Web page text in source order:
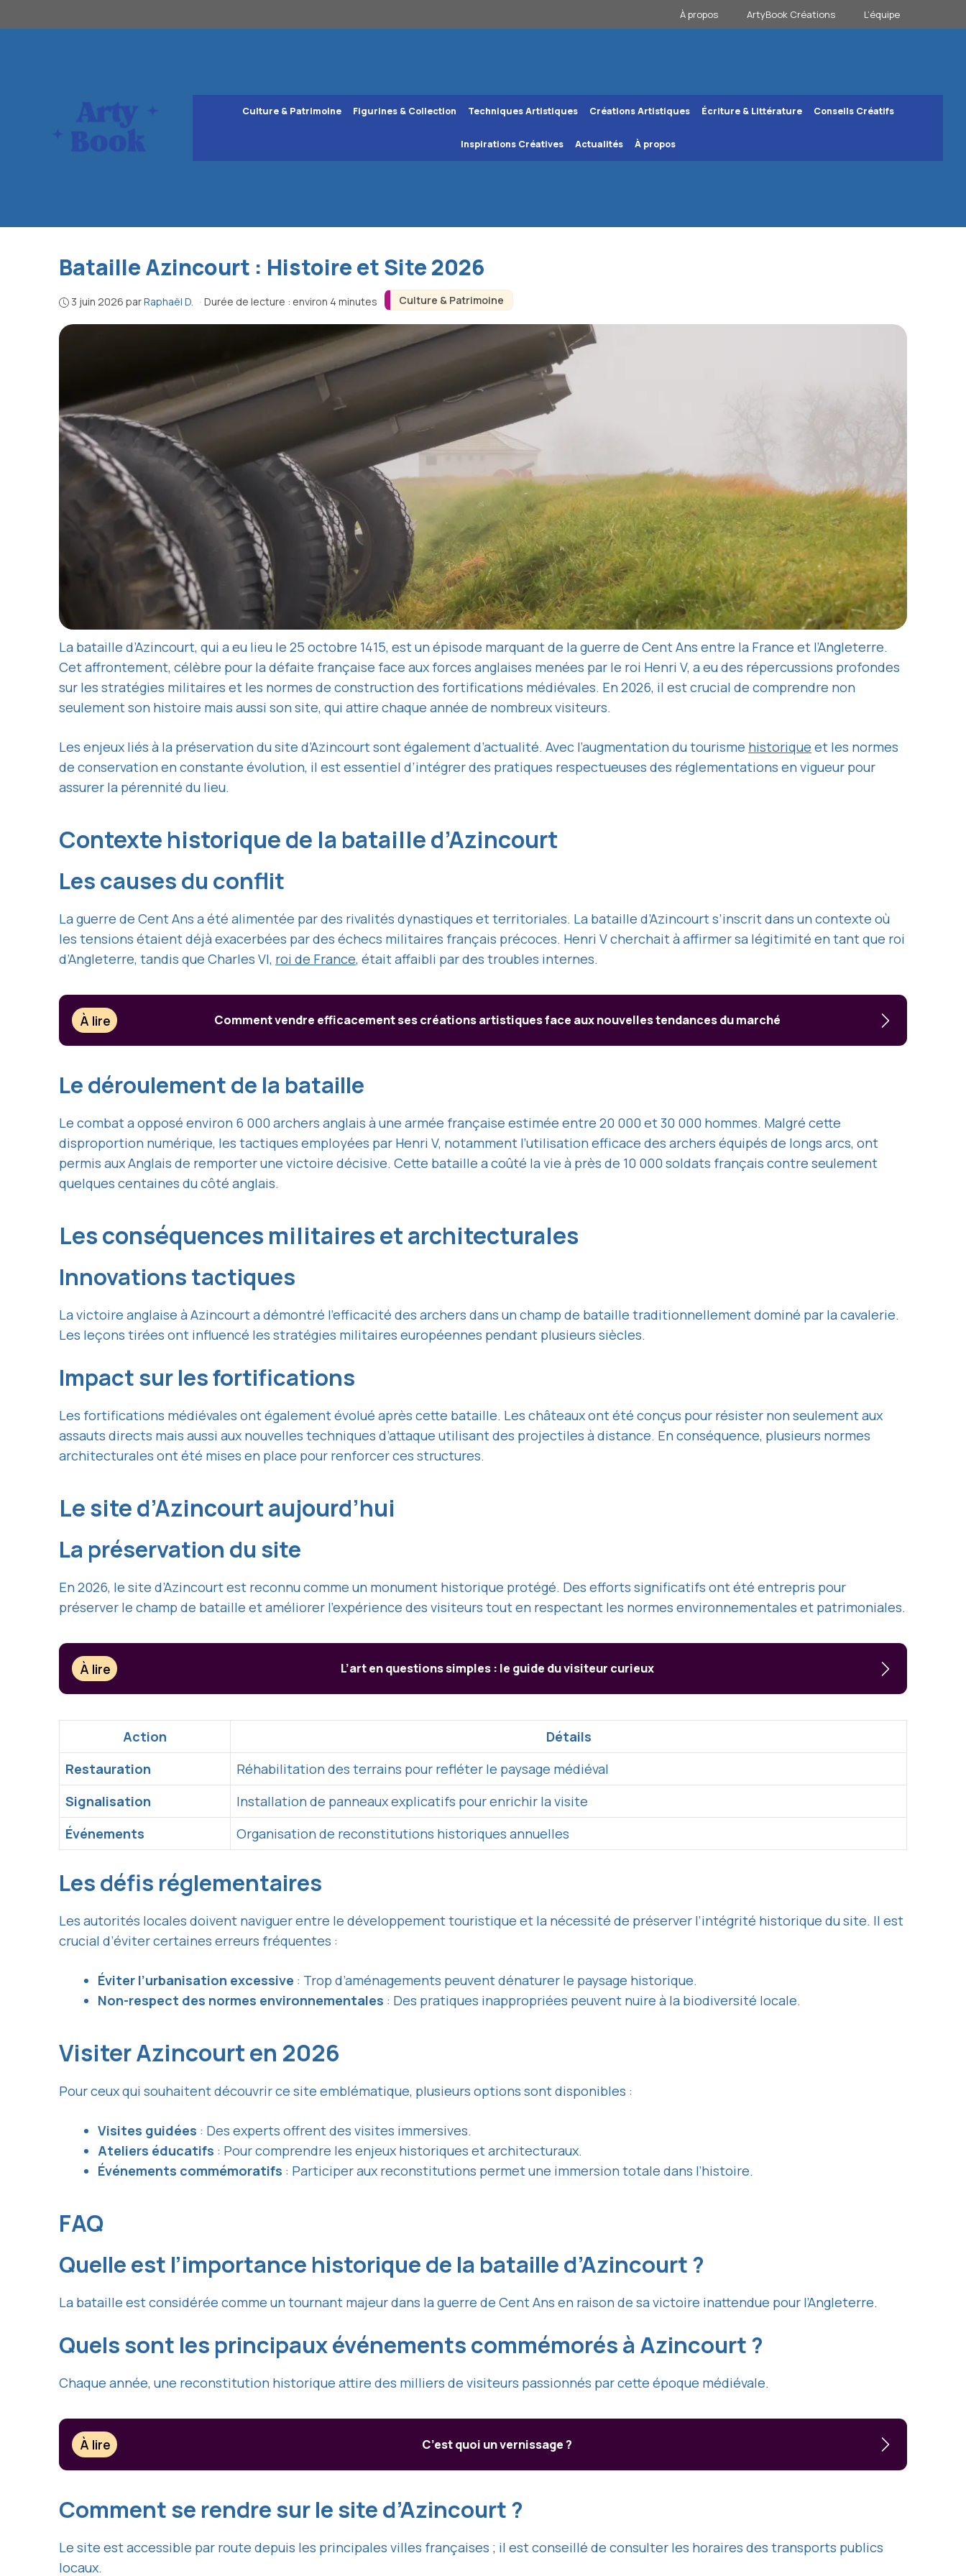
au
À propos ArtyBook Créations L’équipe
Culture & Patrimoine Figurines & Collection Techniques Artistiques Créations Artistiques Écriture & Littérature Conseils Créatifs
Inspirations Créatives Actualités À propos
Culture & Patrimoine
Bataille Azincourt : Histoire et Site 2026
3 juin 2026 parRaphaël D. · Durée de lecture : environ 4 minutes
La bataille d’Azincourt, qui a eu lieu le 25 octobre 1415, est un épisode marquant de la guerre de Cent Ans entre la France et l’Angleterre.
Cet affrontement, célèbre pour la défaite française face aux forces anglaises menées par le roi Henri V, a eu des répercussions profondes
sur les stratégies militaires et les normes de construction des fortifications médiévales. En 2026, il est crucial de comprendre non
seulement son histoire mais aussi son site, qui attire chaque année de nombreux visiteurs.
Les enjeux liés à la préservation du site d’Azincourt sont également d’actualité. Avec l’augmentation du tourisme historique et les normes
de conservation en constante évolution, il est essentiel d’intégrer des pratiques respectueuses des réglementations en vigueur pour
assurer la pérennité du lieu.
Contexte historique de la bataille d’Azincourt
Les causes du conflit
La guerre de Cent Ans a été alimentée par des rivalités dynastiques et territoriales. La bataille d’Azincourt s’inscrit dans un contexte où
les tensions étaient déjà exacerbées par des échecs militaires français précoces. Henri V cherchait à affirmer sa légitimité en tant que roi
d’Angleterre, tandis que Charles VI, roi de France, était affaibli par des troubles internes.
À lire Comment vendre efficacement ses créations artistiques face aux nouvelles tendances du marché
Le déroulement de la bataille
Le combat a opposé environ 6 000 archers anglais à une armée française estimée entre 20 000 et 30 000 hommes. Malgré cette
disproportion numérique, les tactiques employées par Henri V, notamment l’utilisation efficace des archers équipés de longs arcs, ont
permis aux Anglais de remporter une victoire décisive. Cette bataille a coûté la vie à près de 10 000 soldats français contre seulement
quelques centaines du côté anglais.
Les conséquences militaires et architecturales
Innovations tactiques
La victoire anglaise à Azincourt a démontré l’efficacité des archers dans un champ de bataille traditionnellement dominé par la cavalerie.
Les leçons tirées ont influencé les stratégies militaires européennes pendant plusieurs siècles.
Impact sur les fortifications
Les fortifications médiévales ont également évolué après cette bataille. Les châteaux ont été conçus pour résister non seulement aux
assauts directs mais aussi aux nouvelles techniques d’attaque utilisant des projectiles à distance. En conséquence, plusieurs normes
architecturales ont été mises en place pour renforcer ces structures.
Le site d’Azincourt aujourd’hui
La préservation du site
En 2026, le site d’Azincourt est reconnu comme un monument historique protégé. Des efforts significatifs ont été entrepris pour
préserver le champ de bataille et améliorer l’expérience des visiteurs tout en respectant les normes environnementales et patrimoniales.
À lire L’art en questions simples : le guide du visiteur curieux
Action
Détails
Restauration
Réhabilitation des terrains pour refléter le paysage médiéval
Signalisation
Installation de panneaux explicatifs pour enrichir la visite
Événements
Organisation de reconstitutions historiques annuelles
Les défis réglementaires
Les autorités locales doivent naviguer entre le développement touristique et la nécessité de préserver l’intégrité historique du site. Il est
crucial d’éviter certaines erreurs fréquentes :
Éviter l’urbanisation excessive : Trop d’aménagements peuvent dénaturer le paysage historique.
Non-respect des normes environnementales : Des pratiques inappropriées peuvent nuire à la biodiversité locale.
Visiter Azincourt en 2026
Pour ceux qui souhaitent découvrir ce site emblématique, plusieurs options sont disponibles :
Visites guidées : Des experts offrent des visites immersives.
Ateliers éducatifs : Pour comprendre les enjeux historiques et architecturaux.
Événements commémoratifs : Participer aux reconstitutions permet une immersion totale dans l’histoire.
FAQ
Quelle est l’importance historique de la bataille d’Azincourt ?
La bataille est considérée comme un tournant majeur dans la guerre de Cent Ans en raison de sa victoire inattendue pour l’Angleterre.
Quels sont les principaux événements commémorés à Azincourt ?
Chaque année, une reconstitution historique attire des milliers de visiteurs passionnés par cette époque médiévale.
À lire C’est quoi un vernissage ?
Comment se rendre sur le site d’Azincourt ?
Le site est accessible par route depuis les principales villes françaises ; il est conseillé de consulter les horaires des transports publics
locaux.